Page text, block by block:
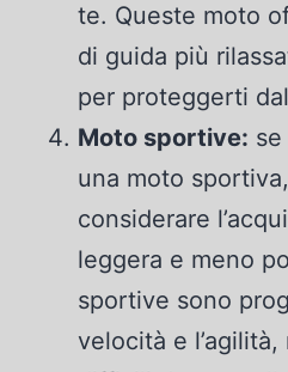
te. Queste moto
di guida più
per proteggerti
Moto sportive:
una moto
considerare
leggera e meno
sportive sono
velocità e